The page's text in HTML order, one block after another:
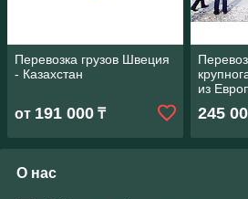
Перевозка грузов Швеция
- Казахстан
от 191 000 ₸
из
245
О нас